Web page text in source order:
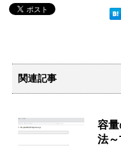
関連記事
容
法